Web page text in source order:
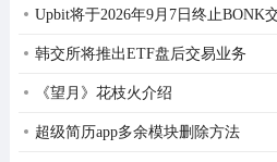
之间用（半角的）分号隔开。
逍遥笔手写输入法常见问题
问：书写后无法输入到编辑框怎
答：请选中逍遥笔手写输入法
Upbit将于2026年9月7日终止BONK
韩交所将推出ETF盘后交易业务
《望月》花枝火介绍
超级简历app多余模块删除方法